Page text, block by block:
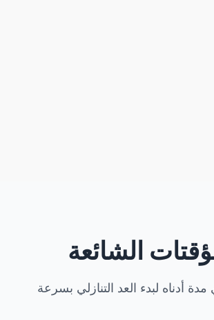
الشائعة
أدناه لبدء العد التنازلي بسرعة